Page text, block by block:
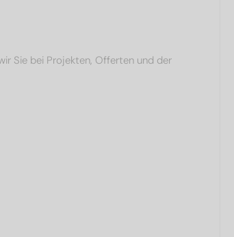
Sie bei Projekten, Offerten und der